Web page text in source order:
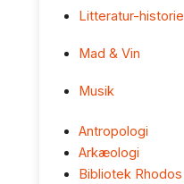
Litteratur-historie
Mad & Vin
Musik
Antropologi
Arkæologi
Bibliotek Rhodos